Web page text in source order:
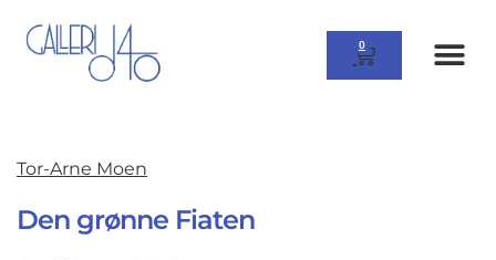
0
Tor-Arne Moen
Den grønne Fiaten